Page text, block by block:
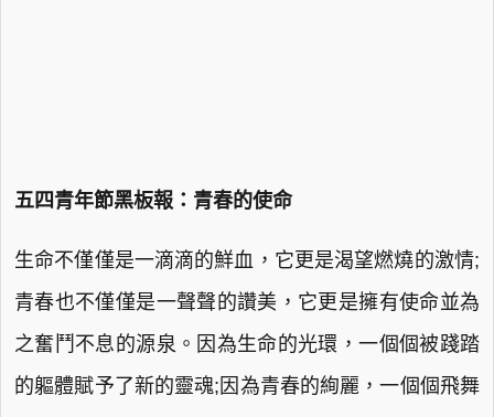
五四青年節黑板報：青春的使命
生命不僅僅是一滴滴的鮮血，它更是渴望燃燒的激情;
青春也不僅僅是一聲聲的讚美，它更是擁有使命並為
之奮鬥不息的源泉。因為生命的光環，一個個被踐踏
的軀體賦予了新的靈魂;因為青春的絢麗，一個個飛舞